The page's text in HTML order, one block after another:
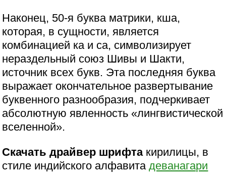
Наконец, 50-я буква матрики, кша,
которая, в сущности, является
комбинацией ка и са, символизирует
нераздельный союз Шивы и Шакти,
источник всех букв. Эта последняя буква
выражает окончательное развертывание
буквенного разнообразия, подчеркивает
абсолютную явленность «лингвистической
вселенной».
Скачать драйвер шрифта кирилицы, в
стиле индийского алфавитадеванагари